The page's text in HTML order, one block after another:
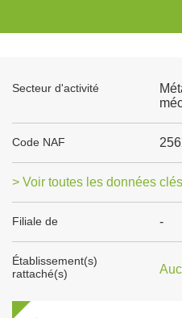
Secteur d'activité
Code NAF
> Voir toutes les données clés
Filiale de -
Établissement(s)
rattaché(s)